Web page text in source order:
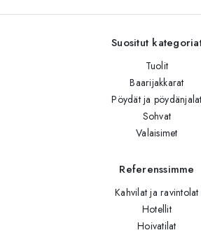
Suositut
Tuolit
Baarijakkarat
Pöydät ja pöydänjalat
Sohvat
Valaisimet
Referenssimme
Kahvilat ja ravintolat
Hotellit
Hoivatilat